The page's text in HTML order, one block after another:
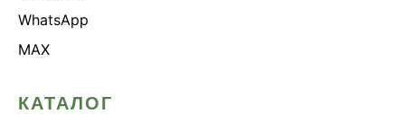
WhatsApp
MAX
КАТАЛОГ